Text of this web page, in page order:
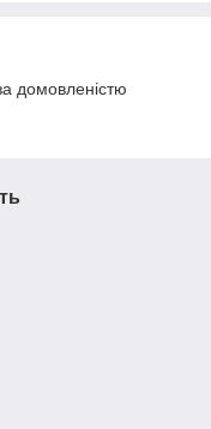
домовленістю